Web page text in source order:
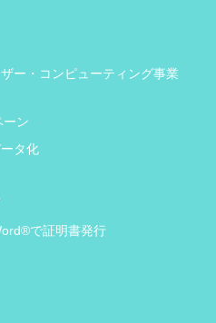
ー・コンピューティング事業
ーン
タ化
で証明書発行